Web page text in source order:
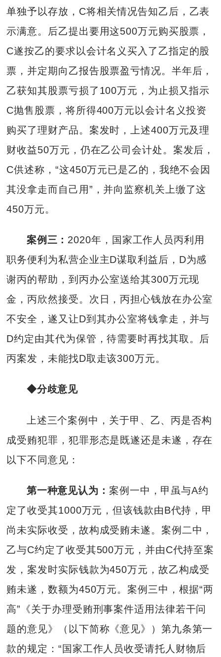
单独予以存放，C将相关情况告知乙后，乙表
示满意。后乙提出要用这500万元购买股票，
C遂按乙的要求以会计名义买入了乙指定的股
票，并定期向乙报告股票盈亏情况。半年后，
乙获知其股票亏损了100万元，为止损又指示
C抛售股票，将所得400万元以会计名义投资
购买了理财产品。案发时，上述400万元及理
财收益50万元，仍在乙公司会计处。案发后，
C供述称，“这450万元已是乙的，我绝不会因
其没拿走而自己用”，并向监察机关上缴了这
450万元。
案例三： 2020年，国家工作人员丙利用
职务便利为私营企业主D谋取利益后，D为感
谢丙的帮助，到丙办公室送给其300万元现
金，丙欣然接受。次日，丙担心钱放在办公室
不安全，遂又让D到其办公室将钱拿走，并与
D约定由其代为保管，待需要时再找其取。后
丙案发，未能找D取走该300万元。
◆分歧意见
上述三个案例中，关于甲、乙、丙是否构
成受贿犯罪，犯罪形态是既遂还是未遂，存在
以下不同意见：
第一种意见认为： 案例一中，甲虽与A约
定了收受其1000万元，但该钱款由B代持，甲
尚未实际收受，故构成受贿未遂。案例二中，
乙与C约定了收受其500万元，并由C代持至案
发，案发时实际钱款为450万元，故乙构成受
贿未遂，数额为450万元。案例三中，根据“两
高”《关于办理受贿刑事案件适用法律若干问
题的意见》（以下简称《意见》）第九条第一
款的规定：“国家工作人员收受请托人财物后